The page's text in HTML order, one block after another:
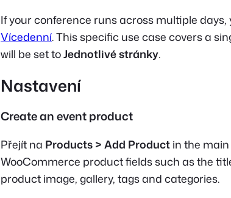
If your conference runs across multiple days,
Vícedenní. This specific use case covers a
will be set toJednotlivé stránky.
Nastavení
Create an event product
Přejít na Products > Add Product in the
WooCommerce product fields such as the
product image, gallery, tags and categories.